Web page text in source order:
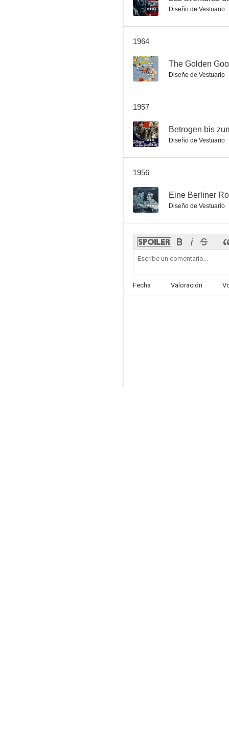
Diseño de Vestuario
1964
-- The Golden
Diseño de Vestuario
1957
-- Betrogen bis
Diseño de Vestuario
1956
-- Eine Berliner
Diseño de Vestuario
Fecha Valoración